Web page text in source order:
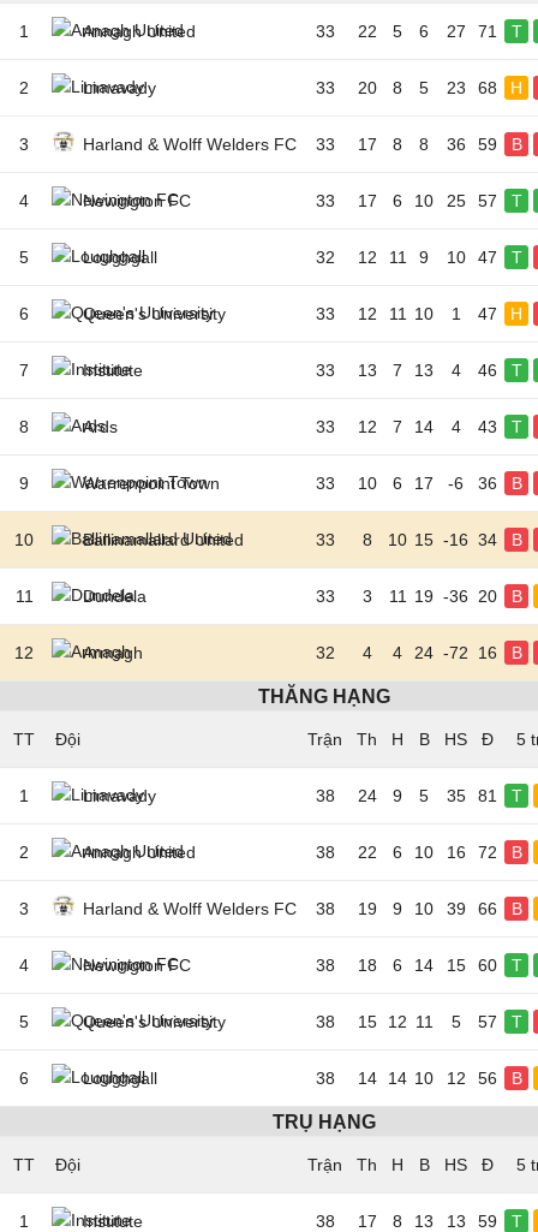
1 Annagh United 33 22 5 6 27 71 T
2 Limavady 33 20 8 5 23 68 H
3 Harland & Wolff Welders FC 33 17 8 8 36 59 B
4 Newington FC 33 17 6 10 25 57 T
5 Loughgall 32 12 11 9 10 47 T
6 Queen's University 33 12 11 10 1 47 H
7 Institute 33 13 7 13 4 46 T
8 Ards 33 12 7 14 4 43 T
9 Warrenpoint Town 33 10 6 17 -6 36 B
10 Ballinamallard United 33 8 10 15 -16 34 B
11 Dundela 33 3 11 19 -36 20 B
12 Armagh 32 4 4 24 -72 16 B
THĂNG HẠNG
TT Đội 5
1 Limavady 38 24 9 5 35 81 T
2 Annagh United 38 22 6 10 16 72 B
3 Harland & Wolff Welders FC 38 19 9 10 39 66 B
4 Newington FC 38 18 6 14 15 60 T
5 Queen's University 38 15 12 11 5 57 T
6 Loughgall 38 14 14 10 12 56 B
TRỤ HẠNG
TT Đội 5
1 Institute 38 17 8 13 13 59 T